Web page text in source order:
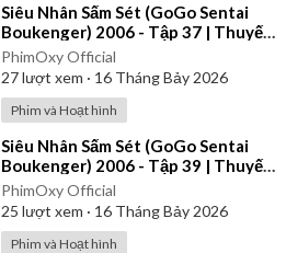
⁣Siêu Nhân Sấm Sét (GoGo Sentai
Boukenger) 2006 - Tập 37 | Thuyết
Minh
PhimOxy Official
27lượt xem · 16 Tháng Bảy 2026
Phim và Hoạt hình
⁣Siêu Nhân Sấm Sét (GoGo Sentai
Boukenger) 2006 - Tập 39 | Thuyết
Minh
PhimOxy Official
25 lượt xem · 16 Tháng Bảy 2026
Phim và Hoạt hình